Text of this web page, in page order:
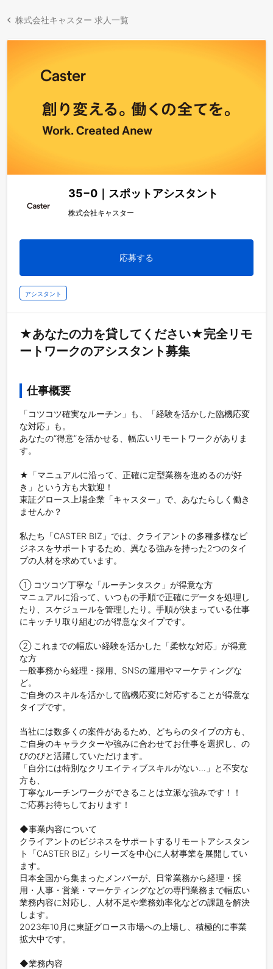
株式会社キャスター 求人一覧
35−0｜スポットアシスタント
株式会社キャスター
応募する
アシスタント
★あなたの力を貸してください★完全リモ
ートワークのアシスタント募集
仕事概要
「コツコツ確実なルーチン」も、「経験を活かした臨機応変
な対応」も。
あなたの“得意”を活かせる、幅広いリモートワークがありま
す。
★「マニュアルに沿って、正確に定型業務を進めるのが好
き」という方も大歓迎！
東証グロース上場企業「キャスター」で、あなたらしく働き
ませんか？
私たち「CASTER BIZ」では、クライアントの多種多様なビ
ジネスをサポートするため、異なる強みを持った2つのタイ
プの人材を求めています。
① コツコツ丁寧な「ルーチンタスク」が得意な方
マニュアルに沿って、いつもの手順で正確にデータを処理し
たり、スケジュールを管理したり。手順が決まっている仕事
にキッチリ取り組むのが得意なタイプです。
② これまでの幅広い経験を活かした「柔軟な対応」が得意
な方
一般事務から経理・採用、SNSの運用やマーケティングな
ど。
ご自身のスキルを活かして臨機応変に対応することが得意な
タイプです。
当社には数多くの案件があるため、どちらのタイプの方も、
ご自身のキャラクターや強みに合わせてお仕事を選択し、の
びのびと活躍していただけます。
「自分には特別なクリエイティブスキルがない…」と不安な
方も、
丁寧なルーチンワークができることは立派な強みです！！
ご応募お待ちしております！
◆事業内容について
クライアントのビジネスをサポートするリモートアシスタン
ト「CASTER BIZ」シリーズを中心に人材事業を展開してい
ます。
日本全国から集まったメンバーが、日常業務から経理・採
用・人事・営業・マーケティングなどの専門業務まで幅広い
業務内容に対応し、人材不足や業務効率化などの課題を解決
します。
2023年10月に東証グロース市場への上場し、積極的に事業
拡大中です。
◆業務内容